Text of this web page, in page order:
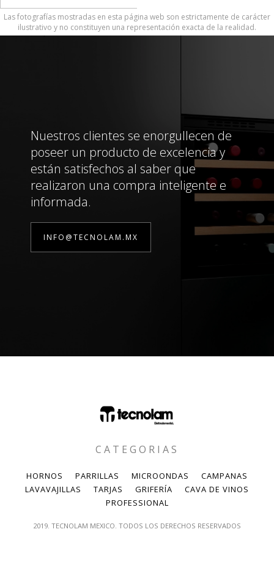
Las fotografías mostradas en esta página web son estrictamente de carácter
ilustrativo y no constituyen una representación exacta de la realidad.
Nuestros clientes se enorgullecen de
poseer un producto de excelencia y
están satisfechos al saber que
realizaron una compra inteligente e
informada.
INFO@TECNOLAM.MX
CATEGORIAS
HORNOS PARRILLAS MICROONDAS
CAMPANAS
LAVAVAJILLAS
TARJAS GRIFERÍA
CAVA DE VINOS
PROFESSIONAL
2019. TECNOLAM MEXICO. TODOS LOS DERECHOS RESERVADOS